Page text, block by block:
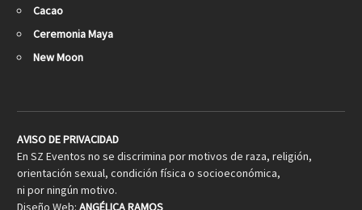
Cacao
Ceremonia Maya
New Moon
AVISO DE PRIVACIDAD
En SZ Eventos no se discrimina por motivos de raza, religión,
orientación sexual, condición física o socioeconómica,
ni por ningún motivo.
Diseño Web: ANGÉLICA RAMOS